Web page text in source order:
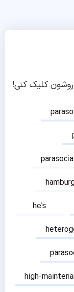
روشون کلیک کنی!
he's
high-